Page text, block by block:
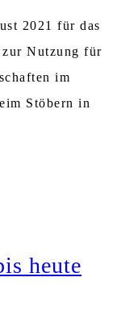
2021 für das
zur Nutzung für
im
Stöbern in
heute